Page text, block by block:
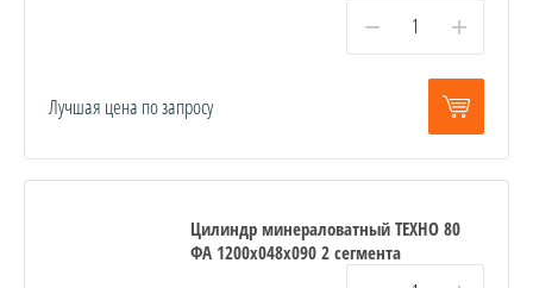
− +
Лучшая цена по запросу
Цилиндр минераловатный ТЕХНО 80
ФА 1200x048x090 2 сегмента